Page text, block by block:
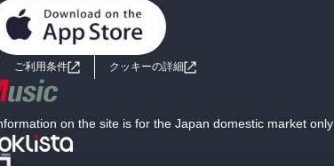
ご利用条件 クッキーの詳細
on the site is for the Japan domestic market only